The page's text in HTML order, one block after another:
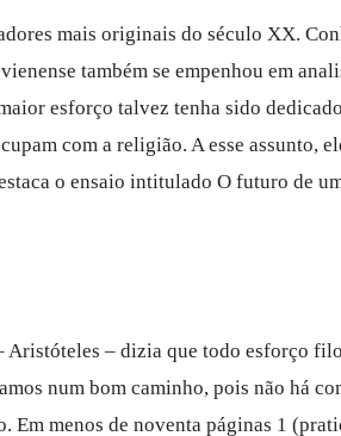
mais originais do século XX.
também se empenhou em
esforço talvez tenha sido
com a religião. A esse assunto,
o ensaio intitulado O futuro de
Aristóteles – dizia que todo esforço
num bom caminho, pois não há
Em menos de noventa páginas 1